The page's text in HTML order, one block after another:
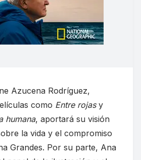
Azucena Rodríguez,
como Entre rojasy
humana, aportará su visión
la vida y el compromiso
Grandes. Por su parte, Ana